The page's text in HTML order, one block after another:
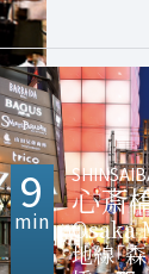
9
min 心斎
Osaka
地線｢